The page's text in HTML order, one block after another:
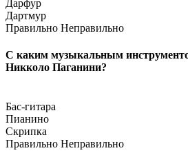
Дарфур
Дартмур
Правильно Неправильно
С каким музыкальным
Никколо Паганини?
Бас-гитара
Пианино
Скрипка
Правильно Неправильно